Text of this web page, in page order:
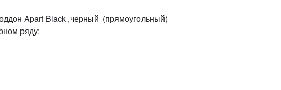
Apart Black ,черный (прямоугольный)
ряду: